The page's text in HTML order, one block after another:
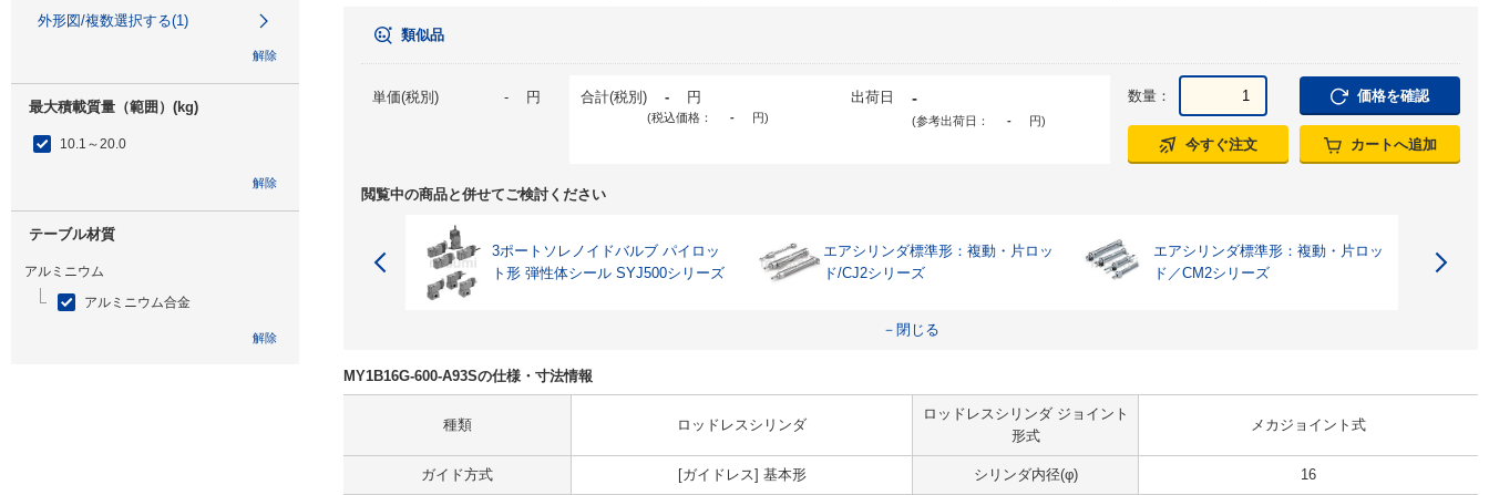
外形図/複数選択する(1)
解除
最大積載質量（範囲）(kg)
10.1～20.0
解除
テーブル材質
アルミニウム
アルミニウム合金
解除
類似品
単価(税別) - 円 合計(税別) - 円
(税込価格： - 円)
出荷日 -
(参考出荷日： - 円)
数量： 価格を確認
今すぐ注文 カートへ追加
閲覧中の商品と併せてご検討ください
3ポートソレノイドバルブ パイロッ
ト形 弾性体シール SYJ500シリーズ
エアシリンダ標準形：複動・片ロッ
ド/CJ2シリーズ
エアシリンダ標準形：複動・片ロッ
ド／CM2シリーズ
－閉じる
MY1B16G-600-A93Sの仕様・寸法情報
種類 ロッドレスシリンダ
ロッドレスシリンダ ジョイント
形式
メカジョイント式
ガイド方式 [ガイドレス] 基本形 シリンダ内径(φ) 16